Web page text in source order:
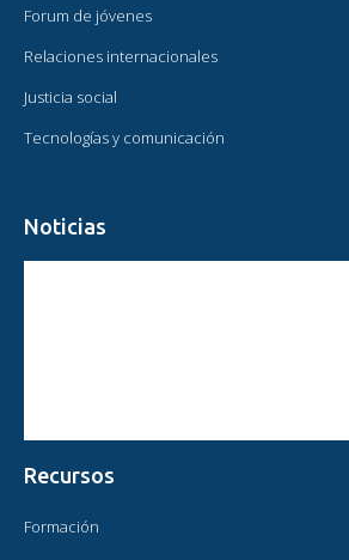
Forum de jóvenes
Relaciones internacionales
Justicia social
Tecnologías y comunicación
Noticias
Recursos
Formación